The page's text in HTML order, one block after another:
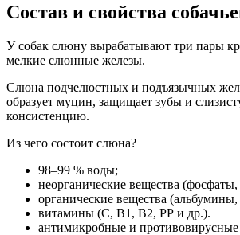
Состав и свойства
У собак слюну вырабатывают три пары
мелкие слюнные железы.
Слюна подчелюстных и подъязычных
образует муцин, защищает зубы и
консистенцию.
Из чего состоит слюна?
98–99 % воды;
неорганические вещества
органические вещества
витамины (С, В1, В2, РР и др.).
антимикробные и